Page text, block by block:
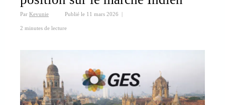
Par Kevunie Publié le 11 mars 2026 |
2 minutes de lecture